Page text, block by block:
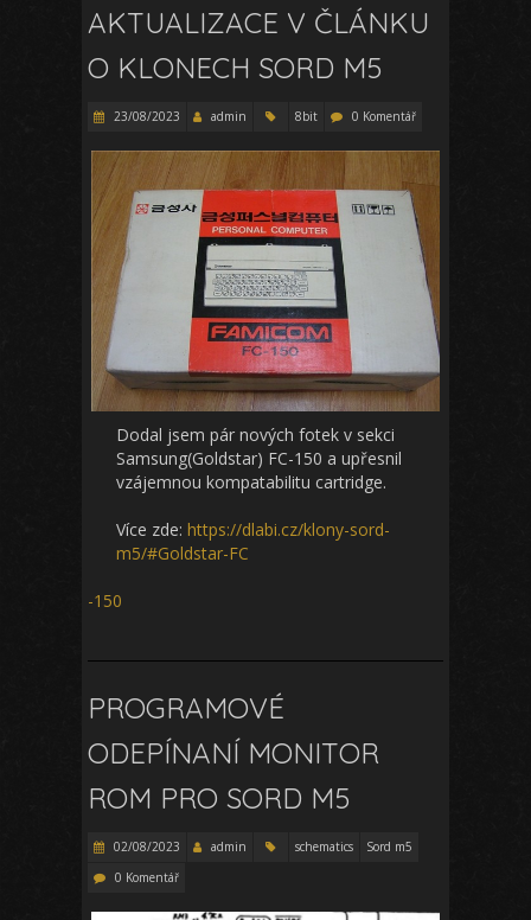
AKTUALIZACE V ČLÁNKU
O KLONECH SORD M5
23/08/2023 admin 8bit 0 Komentář
Dodal jsem pár nových fotek v sekci
Samsung(Goldstar) FC-150 a upřesnil
vzájemnou kompatabilitu cartridge.
Více zde: https://dlabi.cz/klony-sord-
m5/#Goldstar-FC
-150
PROGRAMOVÉ
ODEPÍNANÍ MONITOR
ROM PRO SORD M5
02/08/2023 admin schematics
Sord m5
0 Komentář